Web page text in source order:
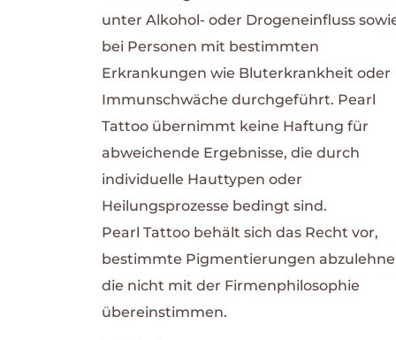
unter Alkohol- oder Drogeneinfluss
bei Personen mit bestimmten
Erkrankungen wie Bluterkrankheit oder
Immunschwäche durchgeführt. Pearl
Tattoo übernimmt keine Haftung für
abweichende Ergebnisse, die durch
individuelle Hauttypen oder
Heilungsprozesse bedingt sind.
Pearl Tattoo behält sich das Recht vor,
bestimmte Pigmentierungen
die nicht mit der Firmenphilosophie
übereinstimmen.